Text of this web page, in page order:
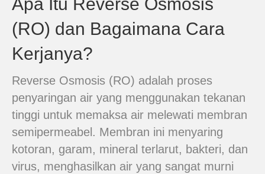
(RO) dan Bagaimana Cara
Kerjanya?
Reverse Osmosis (RO) adalah proses
penyaringan air yang menggunakan tekanan
tinggi untuk memaksa air melewati membran
semipermeabel. Membran ini menyaring
kotoran, garam, mineral terlarut, bakteri, dan
virus, menghasilkan air yang sangat murni